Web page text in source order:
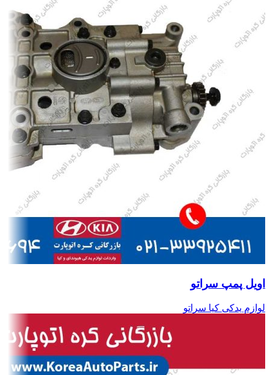
اویل پمپ سراتو
لوازم یدکی کیا سراتو